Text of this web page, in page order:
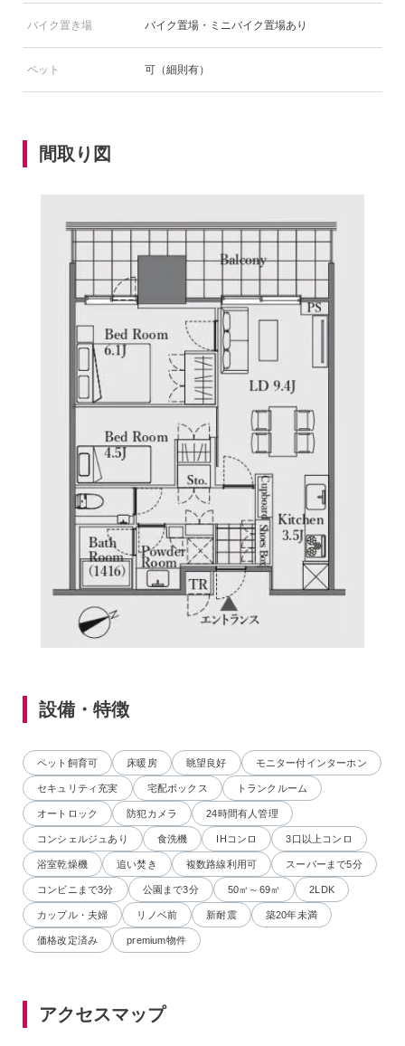
バイク置き場 バイク置場・ミニバイク置場あり
ペット 可（細則有）
間取り図
設備・特徴
ペット飼育可 床暖房 眺望良好 モニター付インターホン
セキュリティ充実 宅配ボックス トランクルーム
オートロック 防犯カメラ 24時間有人管理
コンシェルジュあり 食洗機 IHコンロ 3口以上コンロ
浴室乾燥機 追い焚き 複数路線利用可 スーパーまで5分
コンビニまで3分 公園まで3分 50㎡～69㎡ 2LDK
カップル・夫婦 リノベ前 新耐震 築20年未満
価格改定済み premium物件
アクセスマップ